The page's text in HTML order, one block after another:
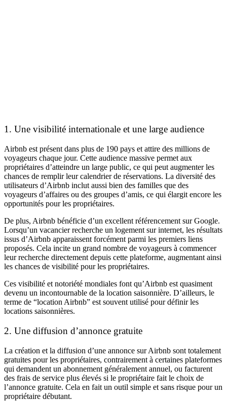
1. Une visibilité internationale et une large audience
Airbnb est présent dans plus de 190 pays et attire des millions de
voyageurs chaque jour. Cette audience massive permet aux
propriétaires d’atteindre un large public, ce qui peut augmenter les
chances de remplir leur calendrier de réservations. La diversité des
utilisateurs d’Airbnb inclut aussi bien des familles que des
voyageurs d’affaires ou des groupes d’amis, ce qui élargit encore les
opportunités pour les propriétaires.
De plus, Airbnb bénéficie d’un excellent référencement sur Google.
Lorsqu’un vacancier recherche un logement sur internet, les résultats
issus d’Airbnb apparaissent forcément parmi les premiers liens
proposés. Cela incite un grand nombre de voyageurs à commencer
leur recherche directement depuis cette plateforme, augmentant ainsi
les chances de visibilité pour les propriétaires.
Ces visibilité et notoriété mondiales font qu’Airbnb est quasiment
devenu un incontournable de la location saisonnière. D’ailleurs, le
terme de “location Airbnb” est souvent utilisé pour définir les
locations saisonnières.
2. Une diffusion d’annonce gratuite
La création et la diffusion d’une annonce sur Airbnb sont totalement
gratuites pour les propriétaires, contrairement à certaines plateformes
qui demandent un abonnement généralement annuel, ou facturent
des frais de service plus élevés si le propriétaire fait le choix de
l’annonce gratuite. Cela en fait un outil simple et sans risque pour un
propriétaire débutant.